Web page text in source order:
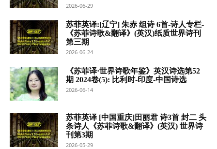
2026-06-29
苏菲英译:[辽宁] 朱赤 组诗 6首-诗人专栏-
《苏菲诗歌&翻译》(英汉)纸质世界诗刊
第三期
2026-06-24
《苏菲译·世界诗歌年鉴》英汉诗选第52
期 2024卷(5): 比利时-印度-中国诗选
2026-06-14
苏菲英译 [中国重庆]田丽君 诗3首 封二 头
条诗人《苏菲诗歌&翻译》(英汉) 世界诗
刊第3期
2026-05-29